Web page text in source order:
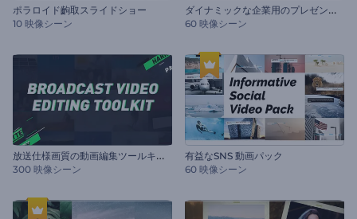
ポラロイド齣取スライドショー
10 映像シーン
ダ
イナミックな企業用のプレゼンテーション
60 映像シーン
放
送仕様画質の動画編集ツールキット
300 映像シーン
有益なSNS 動画パック
60 映像シーン